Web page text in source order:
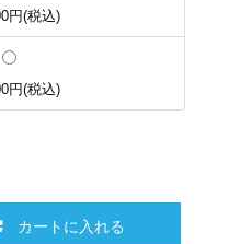
円(税込)
円(税込)
カートに入れる